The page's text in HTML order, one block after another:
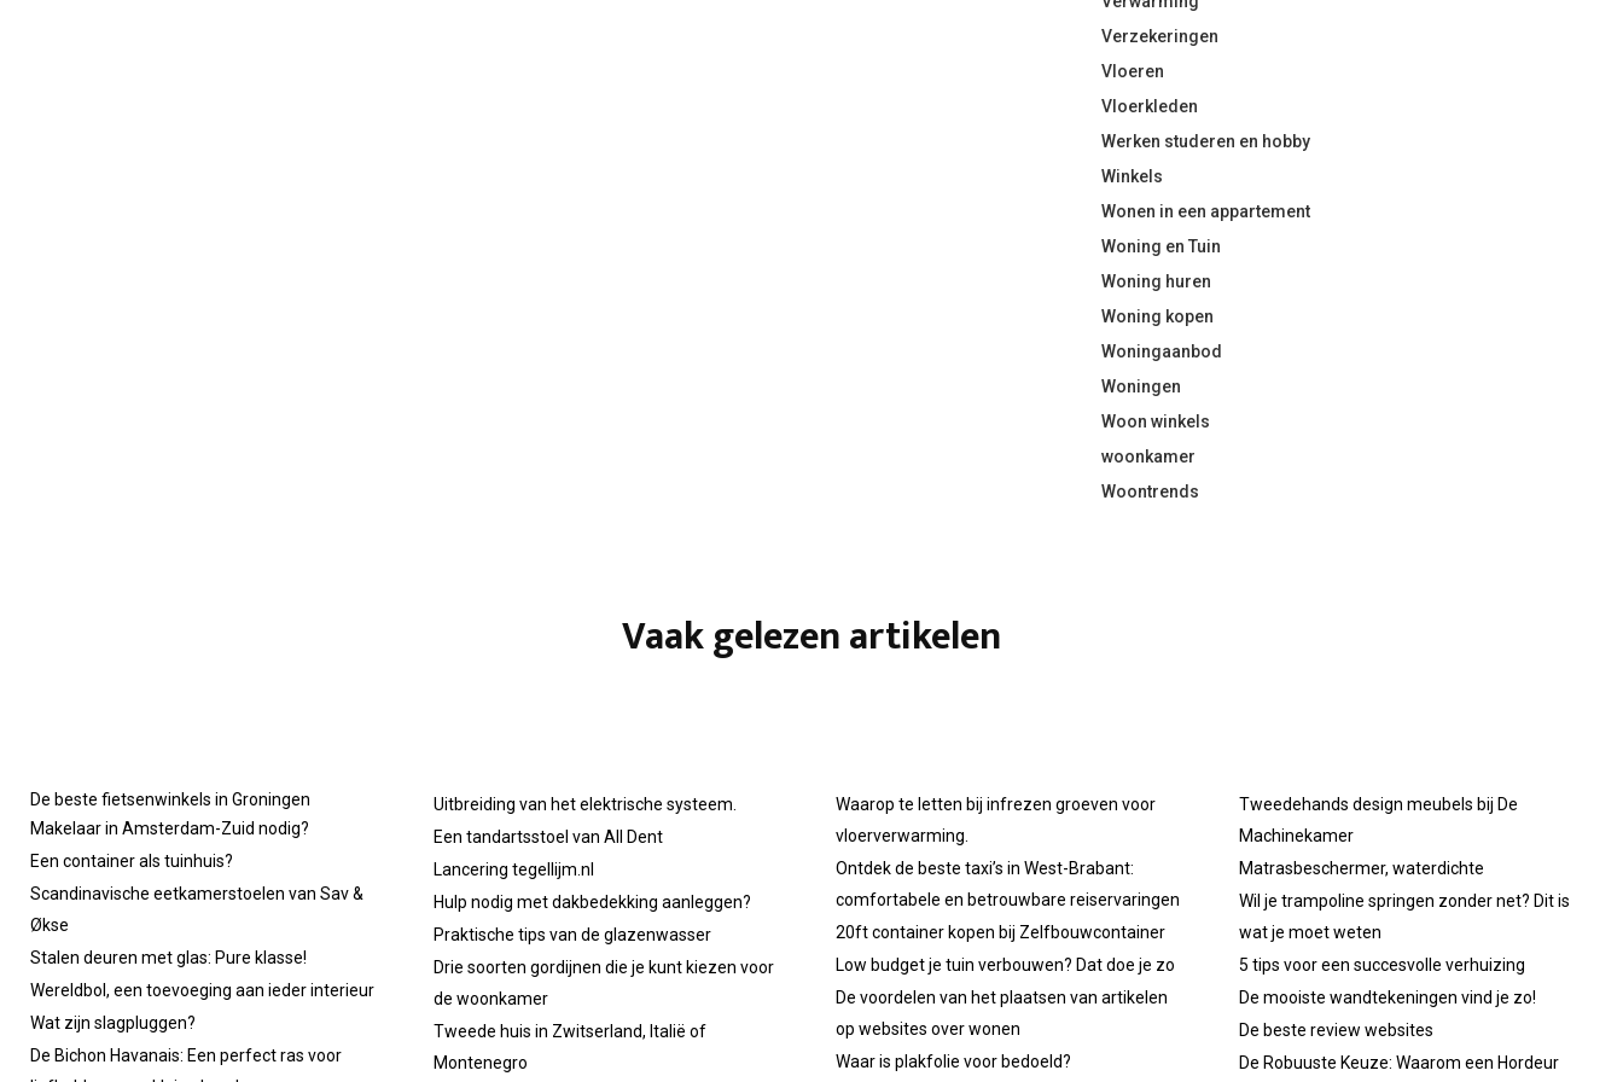
Verzekeringen
Vloeren
Vloerkleden
Werken studeren en hobby
Winkels
Wonen in een appartement
Woning en Tuin
Woning huren
Woning kopen
Woningaanbod
Woningen
Woon winkels
woonkamer
Woontrends
Vaak gelezen artikelen
De beste fietsenwinkels in Groningen
Makelaar in Amsterdam-Zuid nodig?
Een container als tuinhuis?
Scandinavische eetkamerstoelen van Sav &
Økse
Stalen deuren met glas: Pure klasse!
Wereldbol, een toevoeging aan ieder interieur
Wat zijn slagpluggen?
De Bichon Havanais: Een perfect ras voor
Uitbreiding van het elektrische systeem.
Een tandartsstoel van All Dent
Lancering tegellijm.nl
Hulp nodig met dakbedekking aanleggen?
Praktische tips van de glazenwasser
Drie soorten gordijnen die je kunt kiezen voor
de woonkamer
Tweede huis in Zwitserland, Italië of
Montenegro
Waarop te letten bij infrezen groeven voor
vloerverwarming.
Ontdek de beste taxi’s in West-Brabant:
comfortabele en betrouwbare reiservaringen
20ft container kopen bij Zelfbouwcontainer
Low budget je tuin verbouwen? Dat doe je zo
De voordelen van het plaatsen van artikelen
op websites over wonen
Waar is plakfolie voor bedoeld?
Tweedehands design meubels bij De
Machinekamer
Matrasbeschermer, waterdichte
Wil je trampoline springen zonder net? Dit is
wat je moet weten
5 tips voor een succesvolle verhuizing
De mooiste wandtekeningen vind je zo!
De beste review websites
De Robuuste Keuze: Waarom een Hordeur